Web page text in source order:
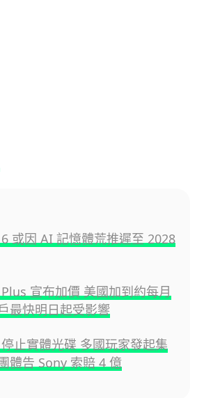
或因 AI 記憶體荒推遲至 2028
宣布加價 美國加到約每月
最快明日起受影響
止實體光碟 多國玩家發起集
體告 Sony 索賠 4 億